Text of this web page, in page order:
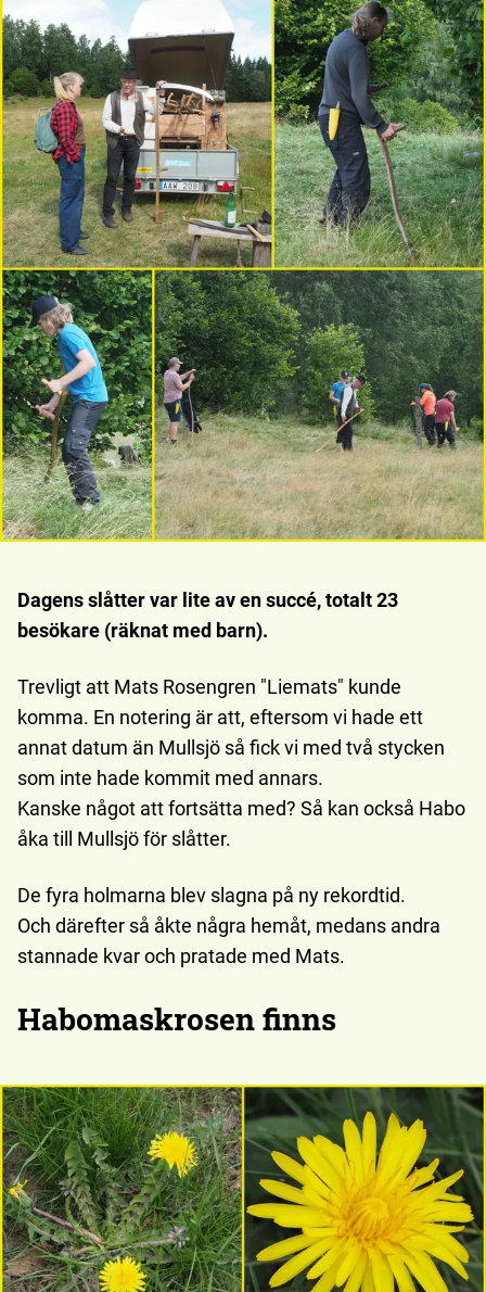
Dagens slåtter var lite av en succé, totalt 23
besökare (räknat med barn).
Trevligt att Mats Rosengren "Liemats" kunde
komma. En notering är att, eftersom vi hade ett
annat datum än Mullsjö så fick vi med två stycken
som inte hade kommit med annars.
Kanske något att fortsätta med? Så kan också Habo
åka till Mullsjö för slåtter.
De fyra holmarna blev slagna på ny rekordtid.
Och därefter så åkte några hemåt, medans andra
stannade kvar och pratade med Mats.
Habomaskrosen finns